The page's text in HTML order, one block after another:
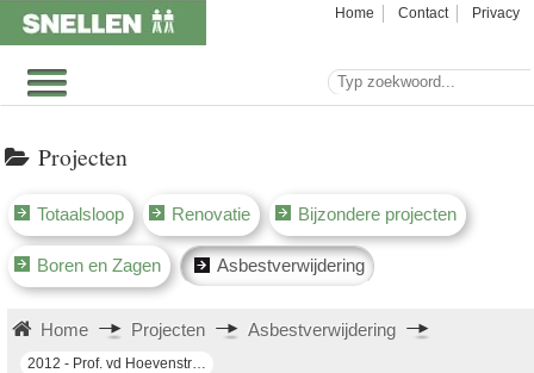
Home Contact Privacy
Projecten
Totaalsloop Renovatie Bijzondere projecten
Boren en Zagen Asbestverwijdering
Home Projecten Asbestverwijdering
2012 - Prof. vd Hoevenstraat Zundert (schuurtjes)